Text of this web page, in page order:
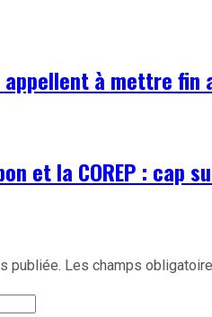
appellent à mettre
et la COREP : cap
publiée. Les champs